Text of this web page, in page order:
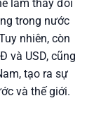
làm thay đổi
trong nước
nhiên, còn
và USD, cũng
tạo ra sự
và thế giới.